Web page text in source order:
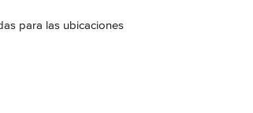
para las ubicaciones